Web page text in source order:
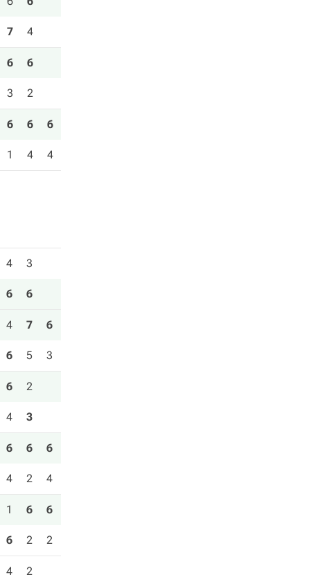
7 4
6 6
3 2
6 6 6
1 4 4
4 3
6 6
4 7 6
6 5 3
6 2
4 3
6 6 6
4 2 4
1 6 6
6 2 2
4 2